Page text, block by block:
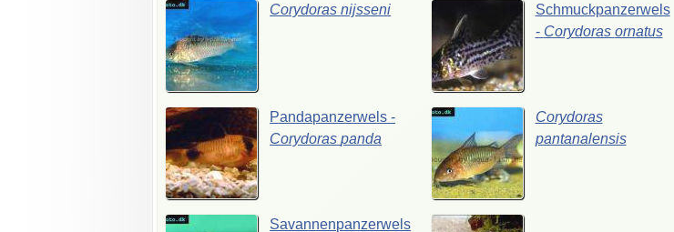
Corydorasnijsseni
Schmuckpanzerwels
- Corydoras ornatus
Pandapanzerwels-
Corydoraspanda
Corydoras
pantanalensis
Savannenpanzerwels